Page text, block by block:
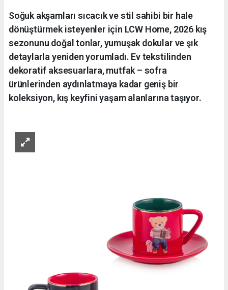
Soğuk akşamları sıcacık ve stil sahibi bir hale
dönüştürmek isteyenler için LCW Home, 2026 kış
sezonunu doğal tonlar, yumuşak dokular ve şık
detaylarla yeniden yorumladı. Ev tekstilinden
dekoratif aksesuarlara, mutfak – sofra
ürünlerinden aydınlatmaya kadar geniş bir
koleksiyon, kış keyfini yaşam alanlarına taşıyor.